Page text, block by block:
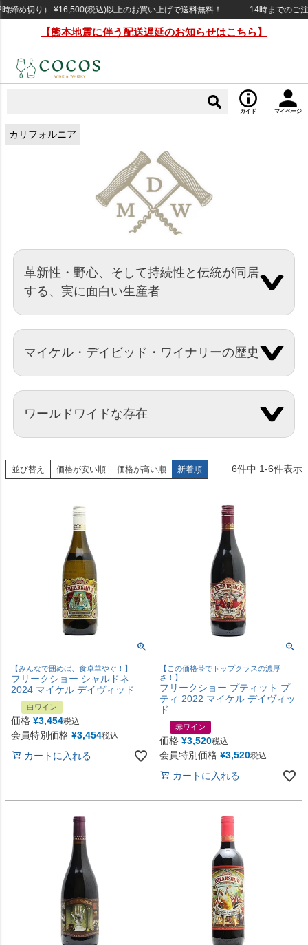
締め切り） ¥16,500(税込)以上のお買い上げで送料無料！ 14時までのご
【熊本地震に伴う配送遅延のお知らせはこちら】
ガイド マイページ
カリフォルニア
革新性・野心、そして持続性と伝統が同居
する、実に面白い生産者
マイケル・デイビッド・ワイナリーの歴史
ワールドワイドな存在
並び替え 価格が安い順 価格が高い順 新着順 6件中 1-6件表示
【みんなで囲めば、食卓華やぐ！】
フリークショー シャルドネ
2024 マイケル デイヴィッド
白ワイン
価格 ¥3,454税込
会員特別価格 ¥3,454税込
カートに入れる
【この価格帯でトップクラスの濃厚
さ！】
フリークショー プティット プ
ティ 2022 マイケル デイヴィッ
ド
赤ワイン
価格 ¥3,520税込
会員特別価格 ¥3,520税込
カートに入れる